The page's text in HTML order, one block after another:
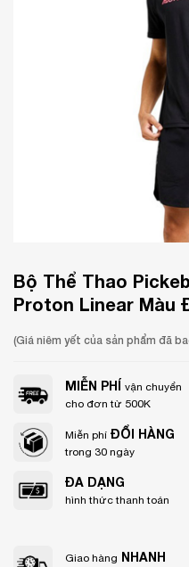
Bộ Thể Thao
Proton Linear Màu
(Giá niêm yết của sản phẩm đã
MIỄN PHÍ vận chuyển
cho đơn từ 500K
Miễn phí ĐỔI HÀNG
trong 30 ngày
ĐA DẠNG
hình thức thanh toán
Giao hàng NHANH